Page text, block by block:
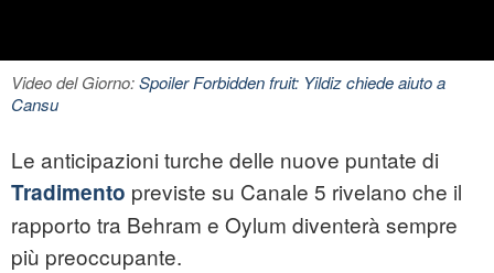
Video del Giorno:Spoiler Forbidden fruit: Yildiz chiede aiuto a
Cansu
Le anticipazioni turche delle nuove puntate di
Tradimento previste su Canale 5 rivelano che il
rapporto tra Behram e Oylum diventerà sempre
più preoccupante.